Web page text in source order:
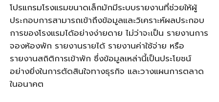
โปรแกรมโรงแรมขนาดเล็กมักมีระบบรายงานที่ช่วยให้ผู้
ประกอบการสามารถเข้าถึงข้อมูลและวิเคราะห์ผลประกอบ
การของโรงแรมได้อย่างง่ายดาย ไม่ว่าจะเป็น รายงานการ
จองห้องพัก รายงานรายได้ รายงานค่าใช้จ่าย หรือ
รายงานสถิติการเข้าพัก ซึ่งข้อมูลเหล่านี้เป็นประโยชน์
อย่างยิ่งในการตัดสินใจทางธุรกิจ และวางแผนการตลาด
ในอนาคต